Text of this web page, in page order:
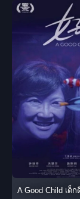
A Good Child เด็ก